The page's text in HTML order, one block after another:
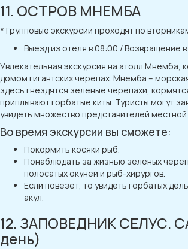
11. ОСТРОВ МНЕМБА
* Групповые экскурсии проходят по
Выезд из отеля в 08:00 / Возвращение в
Увлекательная экскурсия на атолл Мнемба,
домом гигантских черепах. Мнемба –
здесь гнездятся зеленые черепахи,
приплывают горбатые киты. Туристы могут
увидеть множество представителей
Во время экскурсии вы сможете:
Покормить косяки рыб.
Понаблюдать за жизнью зеленых
полосатых окуней и рыб-хирургов.
Если повезет, то увидеть горбатых
акул.
12. ЗАПОВЕДНИК СЕЛУС.
день)